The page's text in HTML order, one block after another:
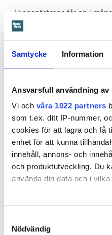
Samtycke Information
Ansvarsfull användning
Vi och våra 1022 partners
som t.ex. ditt IP-nummer,
cookies för att lagra och få
enhet för att kunna
innehåll, annons- och
och produktutveckling. Du
använda din data och i vilka
som kan ha en
Nödvändig
– Hyresgästerna får en i
sina lägenheter till följd av
14 miljoner kronor totalt i